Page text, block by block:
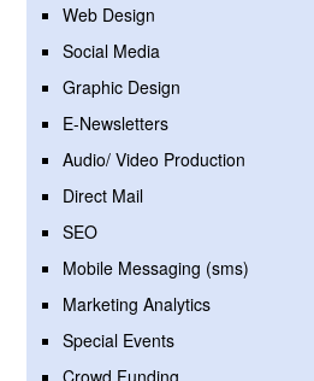
Web Design
Social Media
Graphic Design
E-Newsletters
Audio/ Video Production
Direct Mail
SEO
Mobile Messaging (sms)
Marketing Analytics
Special Events